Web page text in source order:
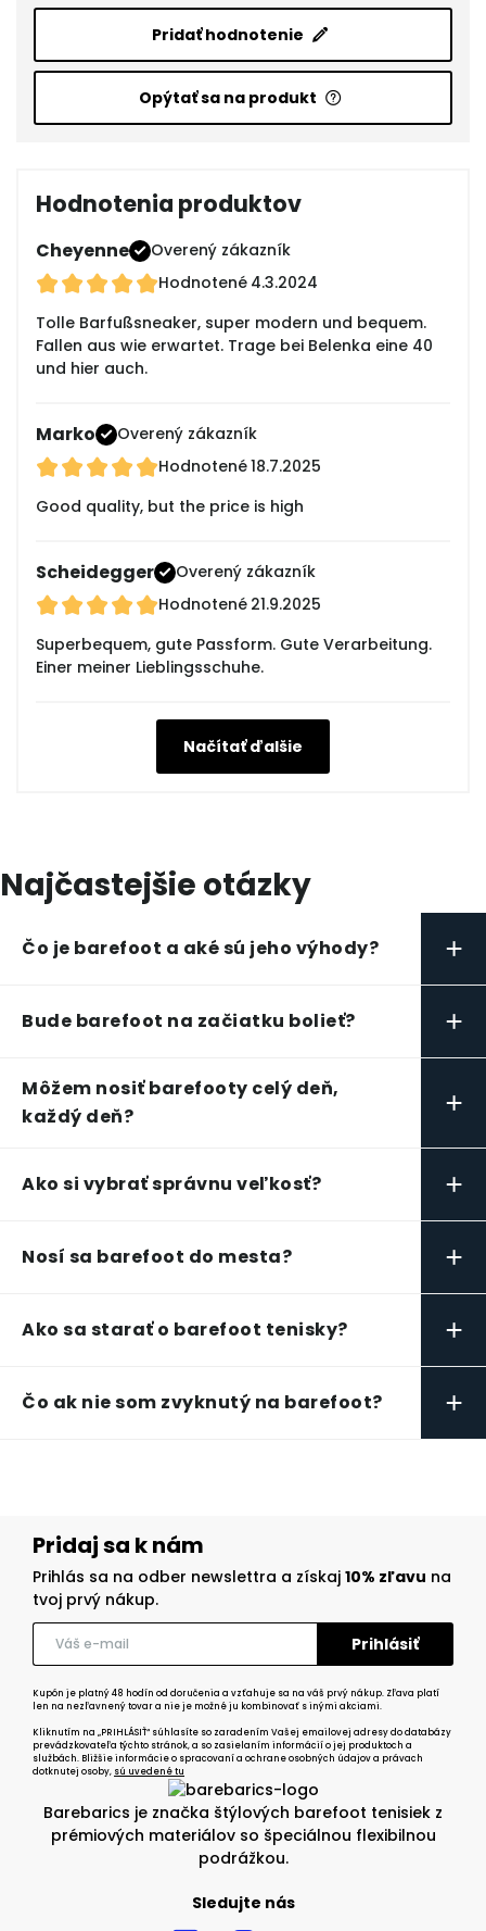
Pridať hodnotenie
Opýtať sa na produkt
Hodnotenia produktov
Cheyenne
Overený zákazník
Hodnotené 4.3.2024
Tolle Barfußsneaker, super modern und bequem.
Fallen aus wie erwartet. Trage bei Belenka eine 40
und hier auch.
Marko
Overený zákazník
Hodnotené18.7.2025
Good quality, but the price is high
Scheidegger
Overený zákazník
Hodnotené 21.9.2025
Superbequem, gute Passform. Gute Verarbeitung.
Einer meiner Lieblingsschuhe.
Načítať ďalšie
Najčastejšie otázky
Čo je barefoot a aké sú jeho výhody? +
Bude barefoot na začiatku bolieť? +
Môžem nosiť barefooty celý deň,
každý deň?
+
Ako si vybrať správnu veľkosť? +
Nosí sa barefoot do mesta? +
Ako sa starať o barefoot tenisky? +
Čo ak nie som zvyknutý na barefoot? +
Barebarics je značka štýlových barefoot tenisiek z
prémiových materiálov so špeciálnou flexibilnou
podrážkou.
Sledujte nás
Pridaj sa k nám
Prihlás sa na odber newslettra a získaj 10% zľavu na
tvoj prvý nákup.
Kupón je platný 48 hodín od doručenia a vzťahuje sa na váš prvý nákup. Zľava platí
len na nezľavnený tovar a nie je možné ju kombinovať s inými akciami.
Kliknutím na „PRIHLÁSIŤ“ súhlasíte so zaradením Vašej emailovej adresy do databázy
prevádzkovateľa týchto stránok, a so zasielaním informácií o jej produktoch a
službách. Bližšie informácie o spracovaní a ochrane osobných údajov a právach
dotknutej osoby, sú uvedené tu